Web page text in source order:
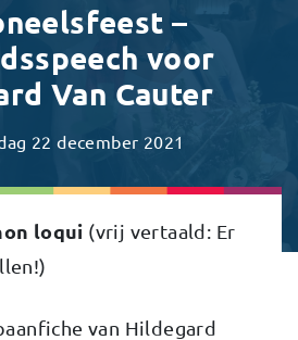
–
voor
Van Cauter
22 december 2021
loqui (vrij vertaald: Er
van Hildegard